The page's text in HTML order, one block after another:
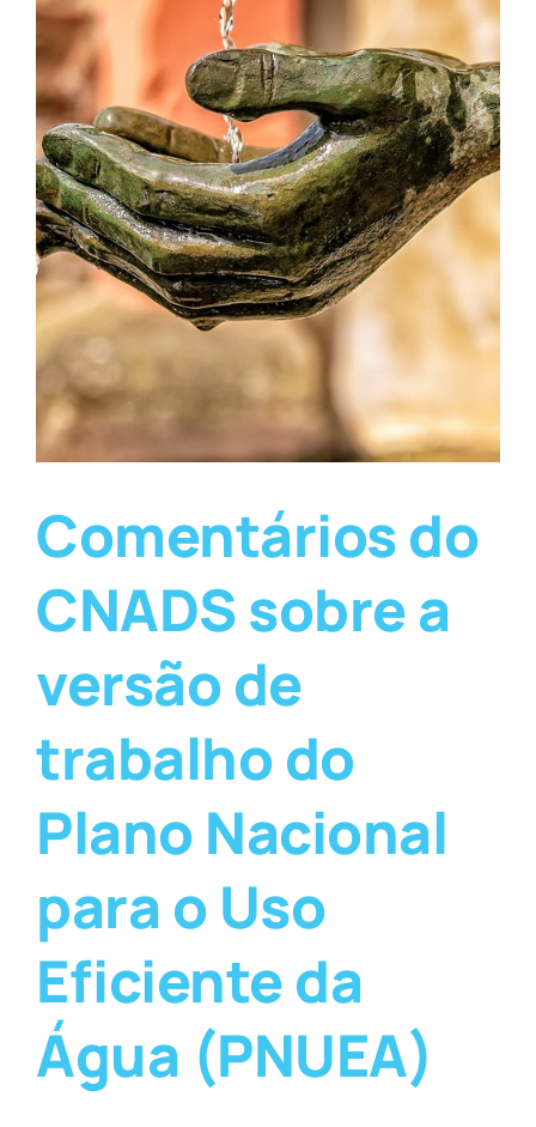
Comentários do
CNADS sobre a
versão de
trabalho do
Plano Nacional
para o Uso
Eficiente da
Água (PNUEA)